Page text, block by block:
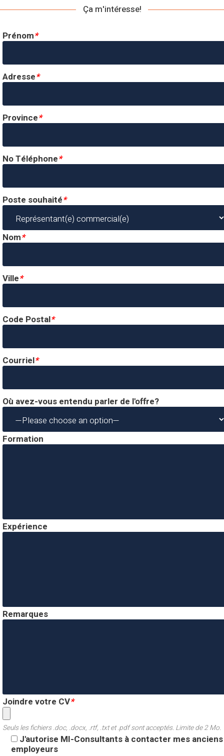
Ça m'intéresse!
Prénom*
Adresse*
Province*
No Téléphone*
Poste souhaité*
Nom*
Ville*
Code Postal*
Courriel*
Où avez-vous entendu parler de l'offre?
Formation
Expérience
Remarques
Joindre votre CV*
Seuls les fichiers .doc, .docx, .rtf, .txt et .pdf sont acceptés. Limite de 2 Mo.
J'autorise MI-Consultants à contacter mes anciens
employeurs